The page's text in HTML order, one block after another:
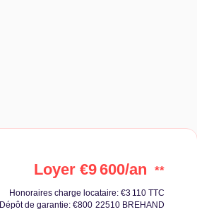
Loyer €9 600/an **
Honoraires charge locataire: €3 110 TTC
Dépôt de garantie: €800 22510 BREHAND